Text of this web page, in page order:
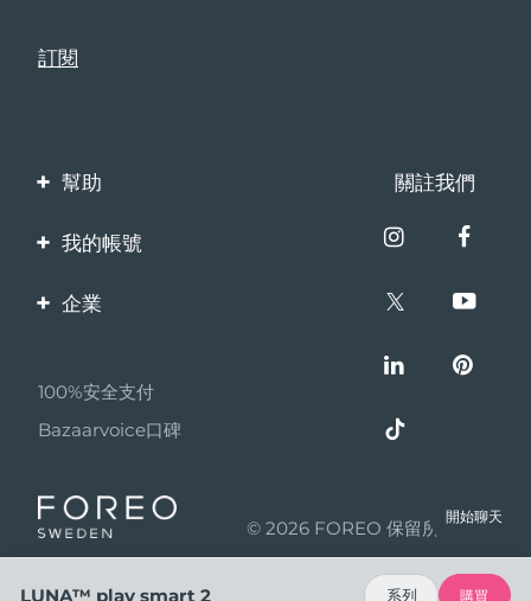
幫助
聯繫我們
保修與退換貨
關註我們
我的帳號
產品註冊
企業
夥伴計畫
聯盟新聞
成為合作夥伴
100%安全支付
Bazaarvoice口碑
© 2026 FOREO 保留所有權利
開始聊天
LUNA™ play smart 2 系列 購買